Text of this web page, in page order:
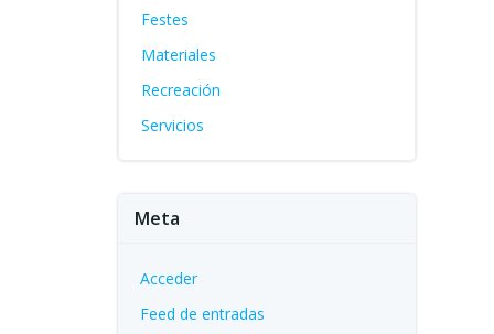
Festes
Materiales
Recreación
Servicios
Meta
Acceder
Feed de entradas